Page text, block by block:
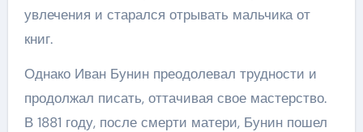
увлечения и старался отрывать мальчика от
книг.
Однако Иван Бунин преодолевал трудности и
продолжал писать, оттачивая свое мастерство.
В 1881 году, после смерти матери, Бунин пошел